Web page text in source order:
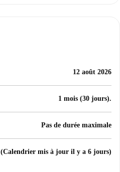
12 août 2026
1 mois (30 jours).
Pas de durée maximale
(Calendrier mis à jour il y a 6 jours)